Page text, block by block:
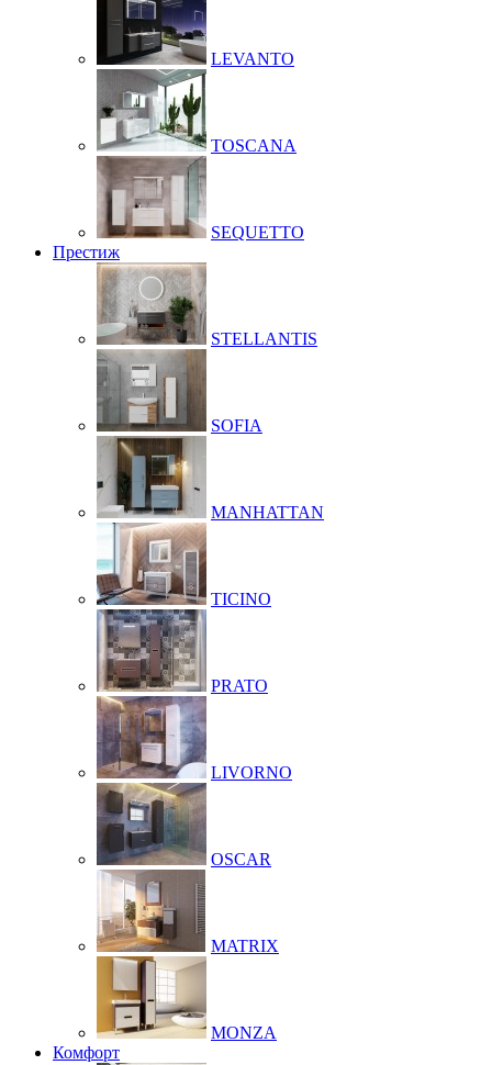
LEVANTO
TOSCANA
SEQUETTO
Престиж
STELLANTIS
SOFIA
MANHATTAN
TICINO
PRATO
LIVORNO
OSCAR
MATRIX
MONZA
Комфорт